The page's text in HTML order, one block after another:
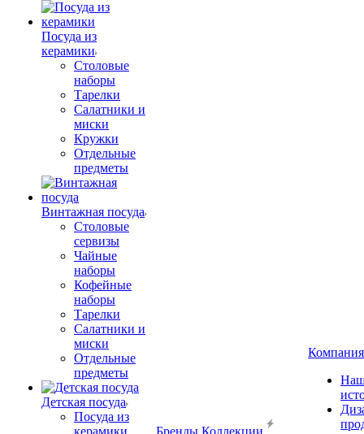
Посуда из
керамики
Столовые
наборы
Тарелки
Салатники и
миски
Кружки
Отдельные
предметы
Винтажная посуда
Столовые
сервизы
Чайные
наборы
Кофейные
наборы
Тарелки
Салатники и
миски
Отдельные
предметы
Детская посуда
Посуда из
керамики
Бренды Коллекции
Компания